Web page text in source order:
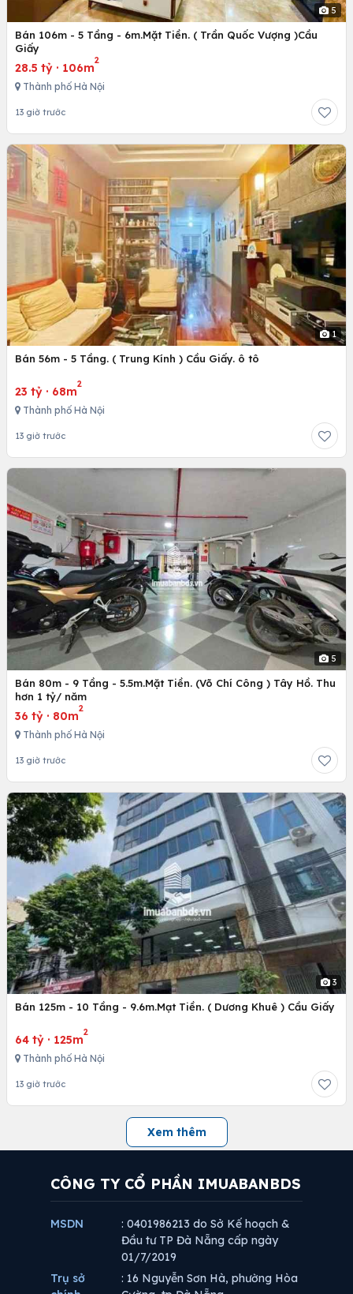
5
Bán 106m - 5 Tầng - 6m.Mặt Tiền. ( Trần Quốc Vượng )Cầu
Giấy
28.5 tỷ · 106m
2
Thành phố Hà Nội
13 giờ trước
1
Bán 56m - 5 Tầng. ( Trung Kính ) Cầu Giấy. ô tô
23 tỷ · 68m
2
Thành phố Hà Nội
13 giờ trước
5
Bán 80m - 9 Tầng - 5.5m.Mặt Tiền. (Võ Chí Công ) Tây Hồ. Thu
hơn 1 tỷ/ năm
36 tỷ · 80m
2
Thành phố Hà Nội
13 giờ trước
3
Bán 125m - 10 Tầng - 9.6m.Mạt Tiền. ( Dương Khuê ) Cầu Giấy
64 tỷ · 125m
2
Thành phố Hà Nội
13 giờ trước
Xem thêm
CÔNG TY CỔ PHẦN IMUABANBDS
MSDN
: 0401986213 do Sở Kế hoạch &
Đầu tư TP Đà Nẵng cấp ngày
01/7/2019
Trụ sở
: 16 Nguyễn Sơn Hà, phường Hòa